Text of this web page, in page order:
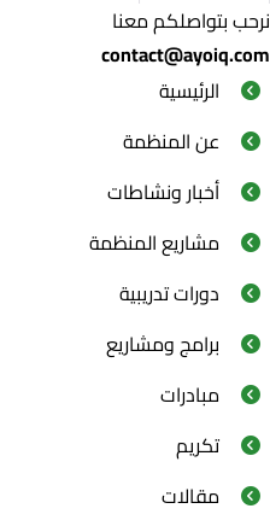
نرحب بتواصلكم معنا
contact@ayoiq.com
الرئيسية
عن المنظمة
أخبار ونشاطات
مشاريع المنظمة
دورات تدريبية
برامج ومشاريع
مبادرات
تكريم
مقالات